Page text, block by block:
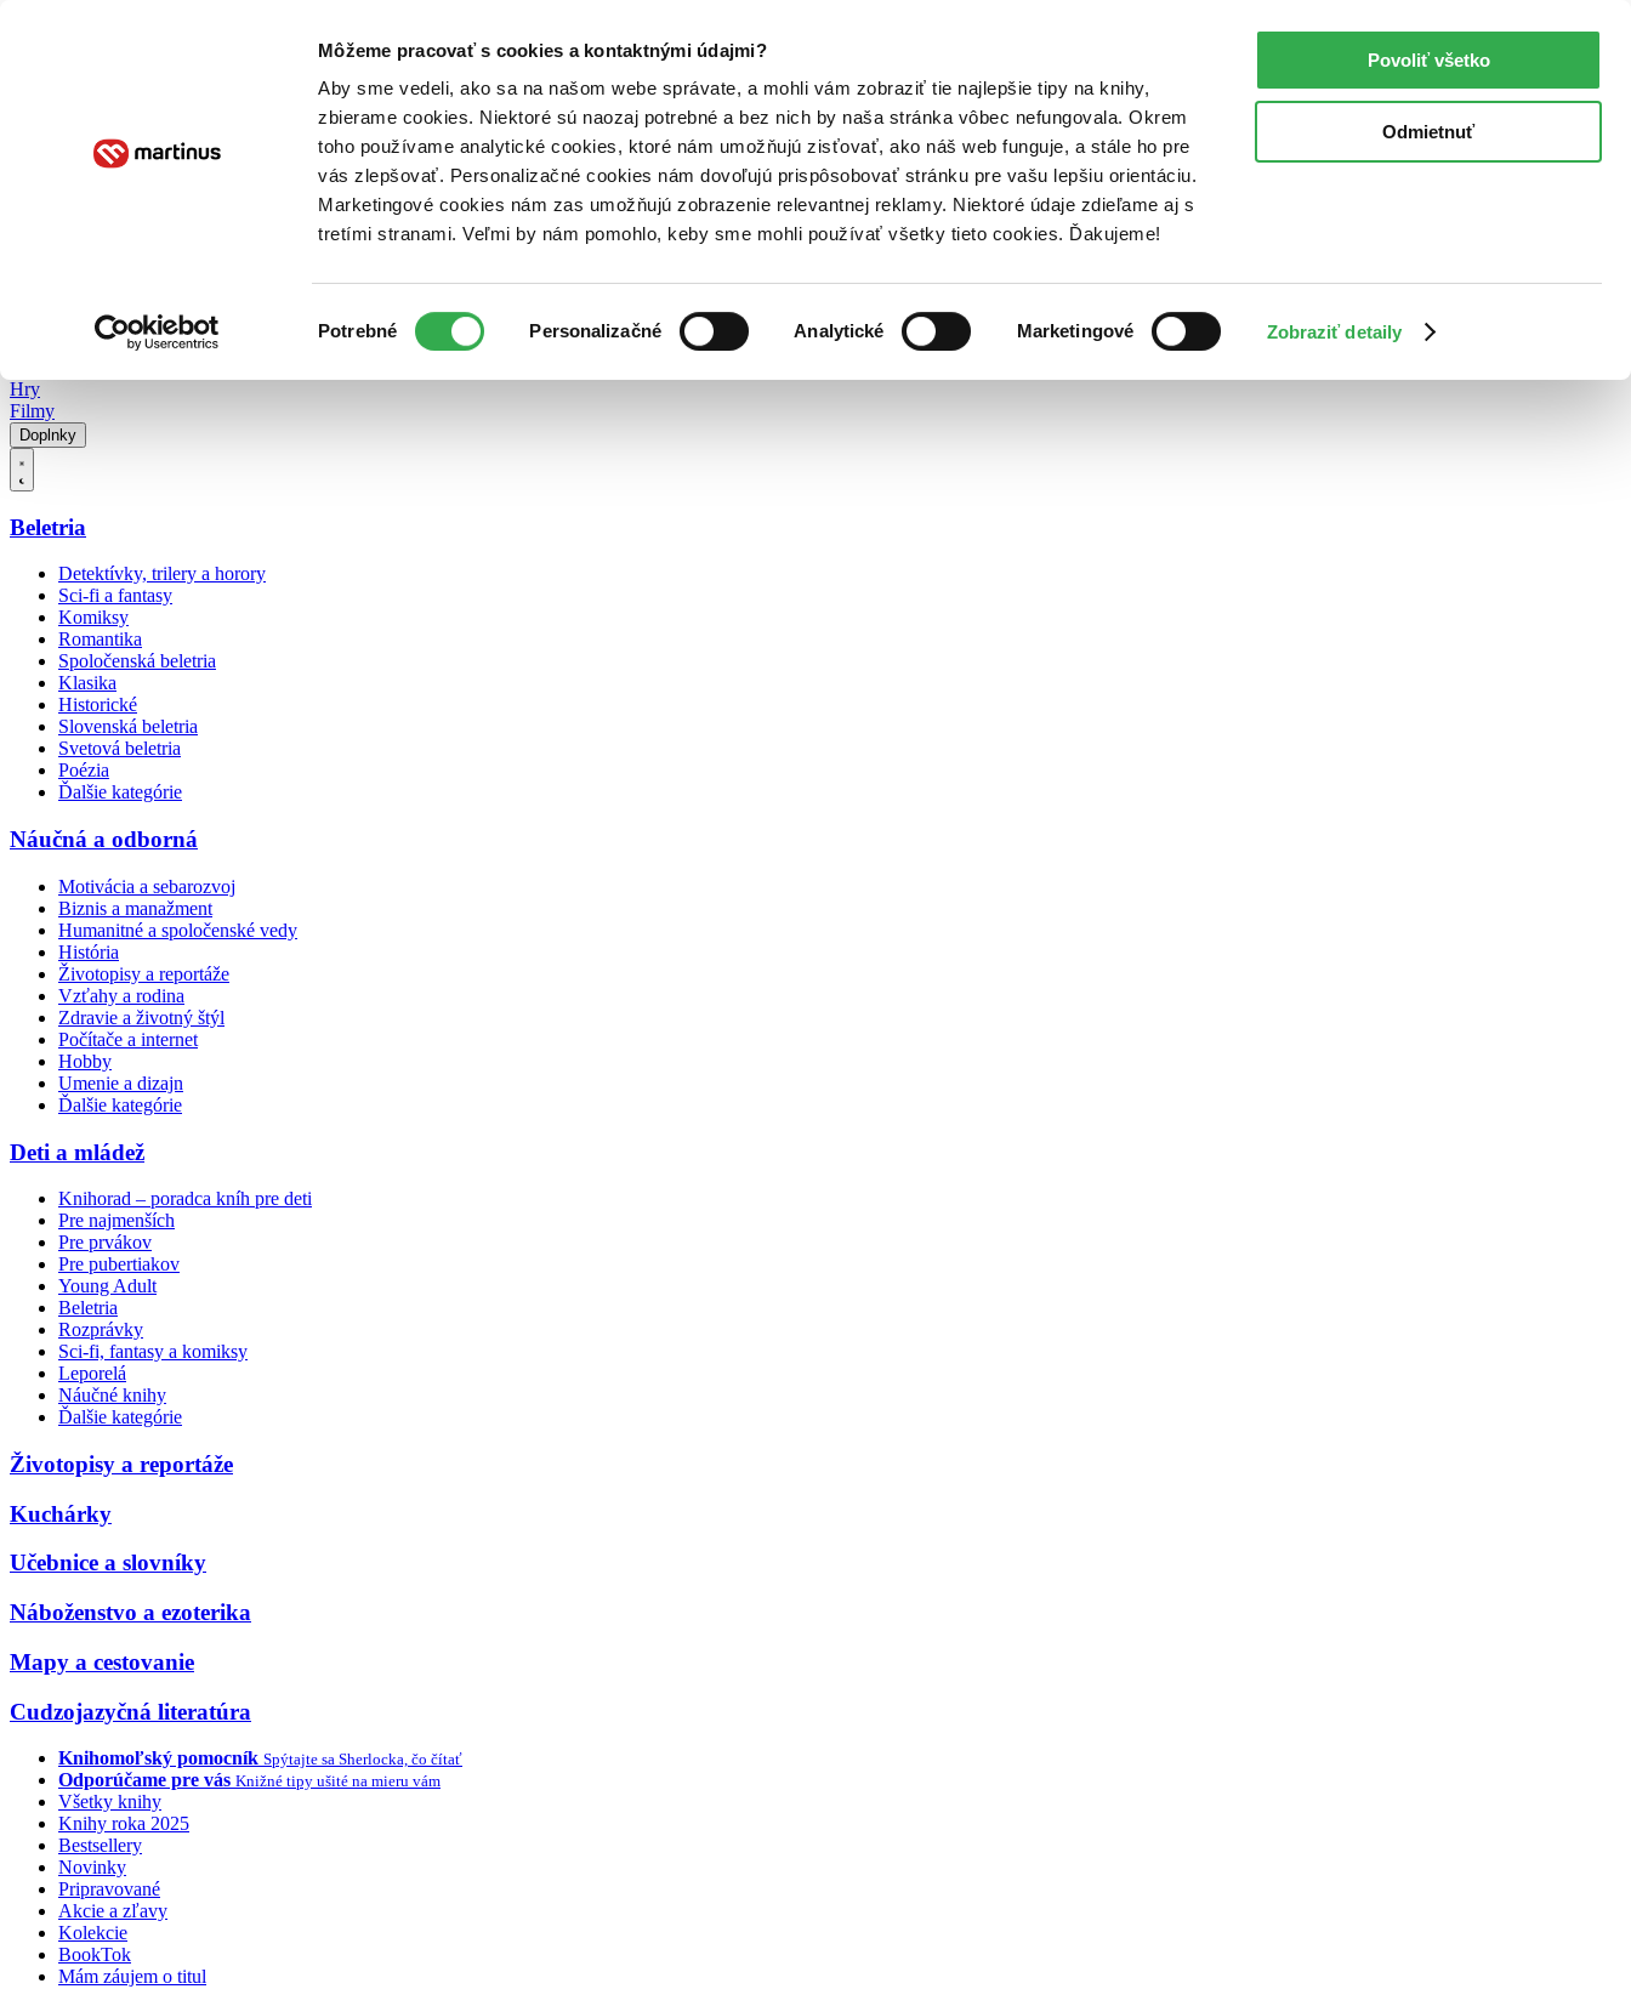
Môžeme pracovať s cookies a kontaktnými údajmi?
Aby sme vedeli, ako sa na našom webe správate, a mohli vám zobraziť tie najlepšie tipy na knihy,
zbierame cookies. Niektoré sú naozaj potrebné a bez nich by naša stránka vôbec nefungovala. Okrem
toho používame analytické cookies, ktoré nám umožňujú zisťovať, ako náš web funguje, a stále ho pre
vás zlepšovať. Personalizačné cookies nám dovoľujú prispôsobovať stránku pre vašu lepšiu orientáciu.
Marketingové cookies nám zas umožňujú zobrazenie relevantnej reklamy. Niektoré údaje zdieľame aj s
tretími stranami. Veľmi by nám pomohlo, keby sme mohli používať všetky tieto cookies. Ďakujeme!
súhlasu
Potrebné Personalizačné Analytické Marketingové Zobraziť detaily
Povoliť všetko
Odmietnuť
Poukážky Kontakt
Hry
Filmy
Doplnky
Beletria
Detektívky, trilery a horory
Sci-fi a fantasy
Komiksy
Romantika
Spoločenská beletria
Klasika
Historické
Slovenská beletria
Svetová beletria
Poézia
Ďalšie kategórie
Náučná a odborná
Motivácia a sebarozvoj
Biznis a manažment
Humanitné a spoločenské vedy
História
Životopisy a reportáže
Vzťahy a rodina
Zdravie a životný štýl
Počítače a internet
Hobby
Umenie a dizajn
Ďalšie kategórie
Deti a mládež
Knihorad – poradca kníh pre deti
Pre najmenších
Pre prvákov
Pre pubertiakov
Young Adult
Beletria
Rozprávky
Sci-fi, fantasy a komiksy
Leporelá
Náučné knihy
Ďalšie kategórie
Životopisy a reportáže
Kuchárky
Učebnice a slovníky
Náboženstvo a ezoterika
Mapy a cestovanie
Cudzojazyčná literatúra
Knihomoľský pomocník Spýtajte sa Sherlocka, čo čítať
Odporúčame pre vás Knižné tipy ušité na mieru vám
Všetky knihy
Knihy roka 2025
Bestsellery
Novinky
Pripravované
Akcie a zľavy
Kolekcie
BookTok
Mám záujem o titul